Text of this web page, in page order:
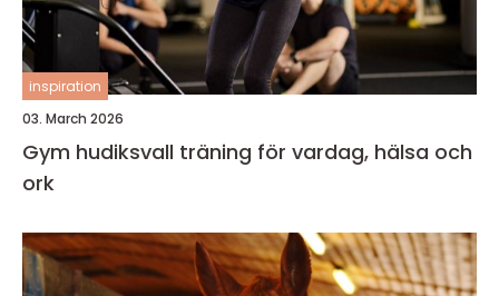
inspiration
03. March 2026
Gym hudiksvall träning för vardag, hälsa och
ork